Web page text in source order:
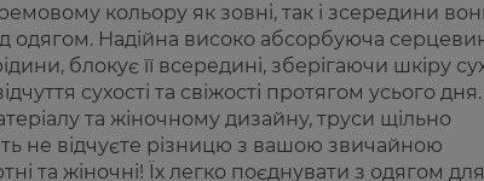
кольору як зовні, так і зсередини
одягом. Надійна високо абсорбуюча
блокує її всередині, зберігаючи шкіру
сухості та свіжості протягом усього дня.
та жіночному дизайну, труси щільно
не відчуєте різницю з вашою звичайною
та жіночні! Їх легко поєднувати з одягом для